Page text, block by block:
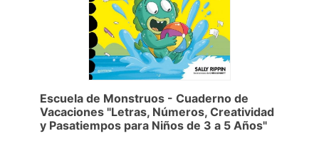
Escuela de Monstruos - Cuaderno de
Vacaciones "Letras, Números, Creatividad
y Pasatiempos para Niños de 3 a 5 Años"